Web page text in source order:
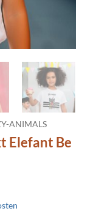
ANIMALS
Elefant Be